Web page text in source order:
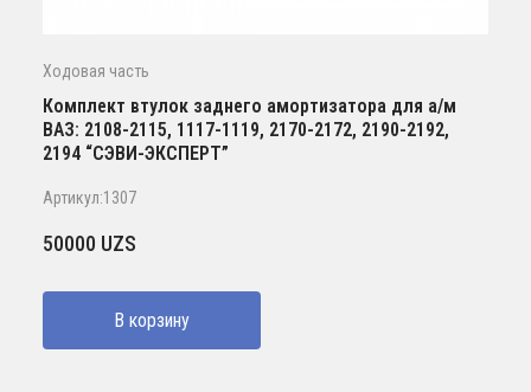
Ходовая часть
Комплект втулок заднего амортизатора для а/м
ВАЗ: 2108-2115, 1117-1119, 2170-2172, 2190-2192,
2194 “СЭВИ-ЭКСПЕРТ”
Артикул:1307
50000 UZS
В корзину